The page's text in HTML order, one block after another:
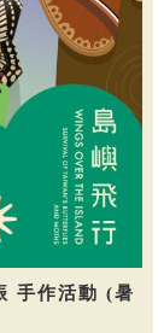
手作活動 (暑